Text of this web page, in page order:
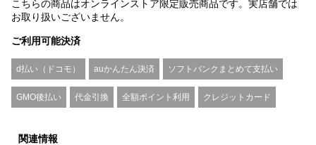
こちらの商品はオンラインストア限定販売商品です。実店舗では
お取り扱いございません。
ご利用可能決済
d払い（ドコモ） auかんたん決済 ソフトバンクまとめて支払い
GMO後払い 代金引換 全額ポイント利用 クレジットカード
関連情報